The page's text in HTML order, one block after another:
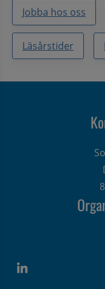
Jobba hos oss
Läsårstider